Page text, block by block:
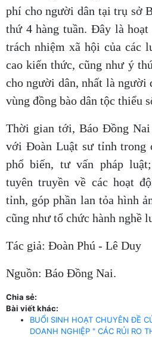
phí cho người dân tại trụ sở
thứ 4 hàng tuần. Đây là
trách nhiệm xã hội của các
cao kiến thức, cũng như ý
cho người dân, nhất là người
vùng đồng bào dân tộc thiểu
Thời gian tới, Báo Đồng Nai
với Đoàn Luật sư tỉnh trong
phổ biến, tư vấn pháp
tuyên truyền về các hoạt
tỉnh, góp phần lan tỏa hình
cũng như tổ chức hành nghề
Tác giả: Đoàn Phú - Lê Duy
Nguồn: Báo Đồng Nai.
Chia sẻ:
Bài viết khác:
BUỔI SINH HOẠT CHUYÊN ĐỀ
DOANH NGHIỆP " CÁC RỦI RO